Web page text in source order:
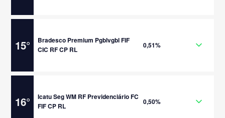
15°
Bradesco Premium Pgblvgbl FIF
CIC RF CP RL
0,51%
16°
Icatu Seg WM RF Previdenciário FC
FIF CP RL
0,50%